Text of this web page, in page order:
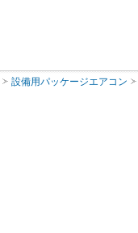
設備用パッケージエアコン